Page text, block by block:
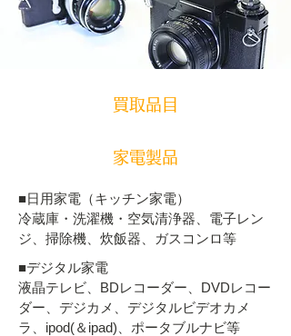
買取品目
家電製品
■日用家電（キッチン家電）
冷蔵庫・洗濯機・空気清浄器、電子レン
ジ、掃除機、炊飯器、ガスコンロ等
■デジタル家電
液晶テレビ、BDレコーダー、DVDレコー
ダー、デジカメ、デジタルビデオカメ
ラ、ipod(＆ipad)、ポータブルナビ等